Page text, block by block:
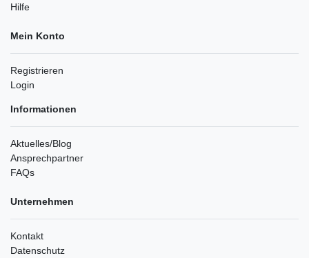
Hilfe
Mein Konto
Registrieren
Login
Informationen
Aktuelles/Blog
Ansprechpartner
FAQs
Unternehmen
Kontakt
Datenschutz